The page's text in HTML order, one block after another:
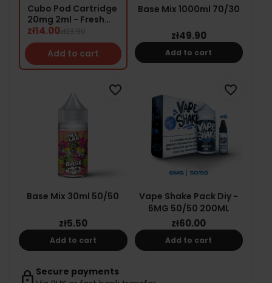
Cubo Pod Cartridge
20mg 2ml - Fresh
Apple
zł14.00zł23.90
Add to cart
Base Mix 1000ml 70/30
zł49.90
Add to cart
Base Mix 30ml 50/50
zł5.50
Add to cart
favorite_border
Vape Shake Pack Diy -
6MG 50/50 200ML
zł60.00
Add to cart
favorite_border
lock Secure payments